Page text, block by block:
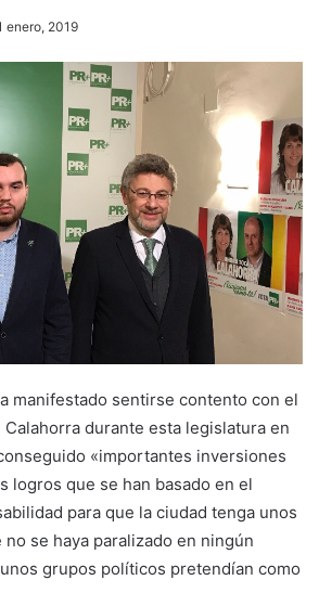
enero, 2019
manifestado sentirse contento con el
durante esta legislatura en
«importantes inversiones
logros que se han basado en el
para que la ciudad tenga unos
se haya paralizado en ningún
grupos políticos pretendían como